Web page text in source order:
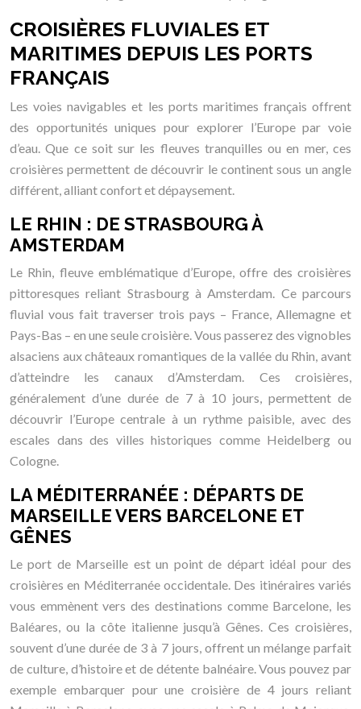
CROISIÈRES FLUVIALES ET
MARITIMES DEPUIS LES PORTS
FRANÇAIS
Les voies navigables et les ports maritimes français offrent
des opportunités uniques pour explorer l’Europe par voie
d’eau. Que ce soit sur les fleuves tranquilles ou en mer, ces
croisières permettent de découvrir le continent sous un angle
différent, alliant confort et dépaysement.
LE RHIN : DE STRASBOURG À
AMSTERDAM
Le Rhin, fleuve emblématique d’Europe, offre des croisières
pittoresques reliant Strasbourg à Amsterdam. Ce parcours
fluvial vous fait traverser trois pays – France, Allemagne et
Pays-Bas – en une seule croisière. Vous passerez des vignobles
alsaciens aux châteaux romantiques de la vallée du Rhin, avant
d’atteindre les canaux d’Amsterdam. Ces croisières,
généralement d’une durée de 7 à 10 jours, permettent de
découvrir l’Europe centrale à un rythme paisible, avec des
escales dans des villes historiques comme Heidelberg ou
Cologne.
LA MÉDITERRANÉE : DÉPARTS DE
MARSEILLE VERS BARCELONE ET
GÊNES
Le port de Marseille est un point de départ idéal pour des
croisières en Méditerranée occidentale. Des itinéraires variés
vous emmènent vers des destinations comme Barcelone, les
Baléares, ou la côte italienne jusqu’à Gênes. Ces croisières,
souvent d’une durée de 3 à 7 jours, offrent un mélange parfait
de culture, d’histoire et de détente balnéaire. Vous pouvez par
exemple embarquer pour une croisière de 4 jours reliant